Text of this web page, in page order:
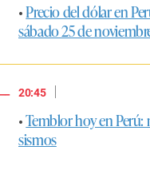
•Precio del dólar en
sábado 25 de
20:45
|
•Temblor hoy en
sismos